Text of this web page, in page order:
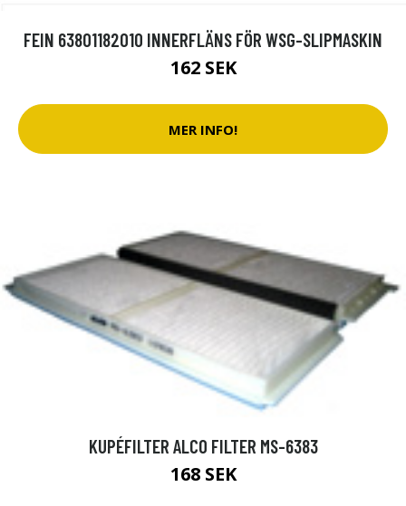
FEIN 63801182010 INNERFLÄNS FÖR WSG-SLIPMASKIN
162 SEK
MER INFO!
KUPÉFILTER ALCO FILTER MS-6383
168 SEK